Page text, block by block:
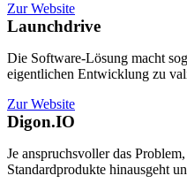
Zur Website
Launchdrive
Die Software-Lösung macht
eigentlichen Entwicklung zu
Zur Website
Digon.IO
Je anspruchsvoller das
Standardprodukte hinausgeht